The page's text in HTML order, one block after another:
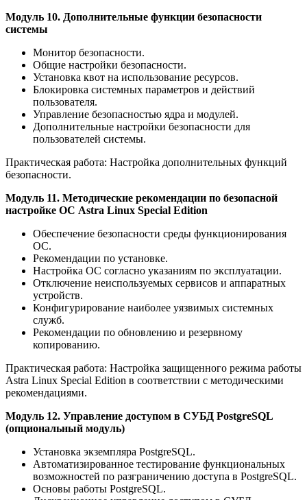
Модуль 10. Дополнительные функции безопасности
системы
Монитор безопасности.
Общие настройки безопасности.
Установка квот на использование ресурсов.
Блокировка системных параметров и действий
пользователя.
Управление безопасностью ядра и модулей.
Дополнительные настройки безопасности для
пользователей системы.
Практическая работа: Настройка дополнительных функций
безопасности.
Модуль 11. Методические рекомендации по безопасной
настройке ОС Astra Linux Special Edition
Обеспечение безопасности среды функционирования
ОС.
Рекомендации по установке.
Настройка ОС согласно указаниям по эксплуатации.
Отключение неиспользуемых сервисов и аппаратных
устройств.
Конфигурирование наиболее уязвимых системных
служб.
Рекомендации по обновлению и резервному
копированию.
Практическая работа: Настройка защищенного режима работы
Astra Linux Special Edition в соответствии с методическими
рекомендациями.
Модуль 12. Управление доступом в СУБД PostgreSQL
(опциональный модуль)
Установка экземпляра PostgreSQL.
Автоматизированное тестирование функциональных
возможностей по разграничению доступа в PostgreSQL.
Основы работы PostgreSQL.